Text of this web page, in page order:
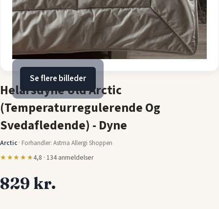
Se flere billeder
Helårsdyne Uld Arctic
(Temperaturregulerende Og
Svedafledende) - Dyne
Arctic · Forhandler: Astma Allergi Shoppen
★★★★★4,8 · 134 anmeldelser
829 kr.